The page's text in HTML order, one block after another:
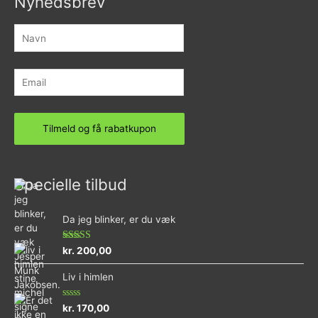
Specielle tilbud
Da jeg blinker, er du væk
Vurderet
ud af 5
kr. 200,00
Liv i himlen
Vurderet
kr. 170,00